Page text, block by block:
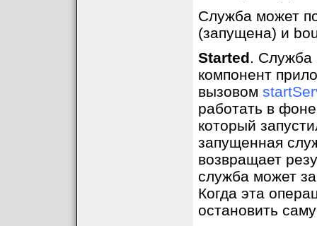
Служба может
(запущена) и
Started. Служба
компонент
вызовом
работать в
который
запущенная
возвращает
служба может
Когда эта
остановить